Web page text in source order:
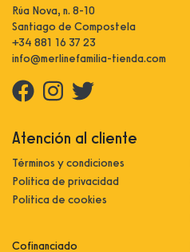
Rúa Nova, n. 8-10
Santiago de Compostela
+34 881 16 37 23
info@merlinefamilia-tienda.com
Atención al cliente
Términos y condiciones
Política de privacidad
Política de cookies
Cofinanciado